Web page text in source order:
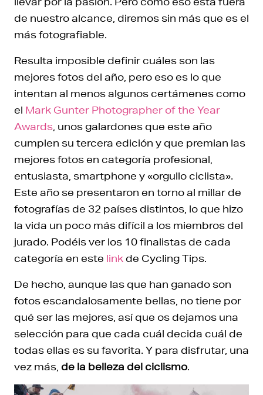
de nuestro alcance, diremos sin más que es el
más fotografiable.
Resulta imposible definir cuáles son las
mejores fotos del año, pero eso es lo que
intentan al menos algunos certámenes como
el Mark Gunter Photographer of the Year
Awards , unos galardones que este año
cumplen su tercera edición y que premian las
mejores fotos en categoría profesional,
entusiasta, smartphone y «orgullo ciclista».
Este año se presentaron en torno al millar de
fotografías de 32 países distintos, lo que hizo
la vida un poco más difícil a los miembros del
jurado. Podéis ver los 10 finalistas de cada
categoría en este linkde Cycling Tips.
De hecho, aunque las que han ganado son
fotos escandalosamente bellas, no tiene por
qué ser las mejores, así que os dejamos una
selección para que cada cuál decida cuál de
todas ellas es su favorita. Y para disfrutar, una
vez más, de la belleza del ciclismo.